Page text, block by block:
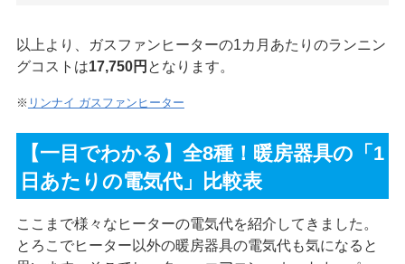
以上より、ガスファンヒーターの1カ月あたりのランニン
グコストは17,750円 となります。
※ リンナイ ガスファンヒーター
【一目でわかる】全8種！暖房器具の「1
日あたりの電気代」比較表
ここまで様々なヒーターの電気代を紹介してきました。
とろこでヒーター以外の暖房器具の電気代も気になると